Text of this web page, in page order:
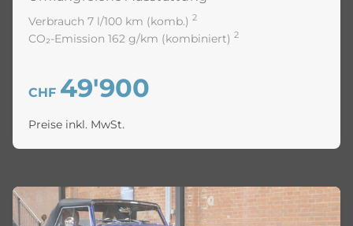
Verbrauch 7 l/100 km (komb.) 2
CO₂-Emission 162 g/km (kombiniert) 2
CHF 49'900
Preise inkl. MwSt.